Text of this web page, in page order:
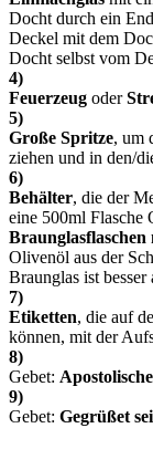
Docht durch ein
Deckel mit dem
Docht selbst vom
4)
Feuerzeug oder
5)
Große Spritze, um
ziehen und in den/
6)
Behälter, die der
eine 500ml Flasche
Braunglasflaschen
Olivenöl aus der
Braunglas ist
7)
Etiketten, die auf
können, mit der
8)
Gebet:
9)
Gebet: Gegrüßet